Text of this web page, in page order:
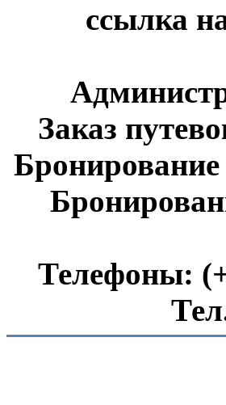
ссылка
Заказ
Телефоны: